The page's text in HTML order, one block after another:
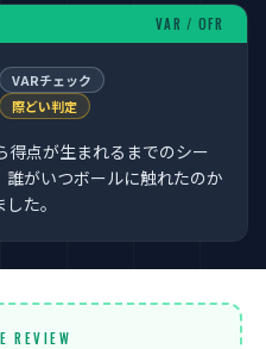
VAR / OFR
VARチェック
際どい判定
得点が生まれるまでのシー
がいつボールに触れたのか
た。
REVIEW